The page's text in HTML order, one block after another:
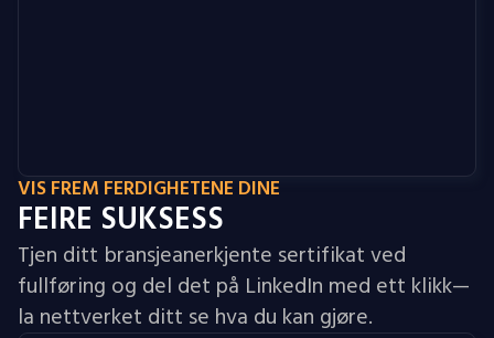
VIS FREM FERDIGHETENE DINE
FEIRE SUKSESS
Tjen ditt bransjeanerkjente sertifikat ved
fullføring og del det på LinkedIn med ett klikk—
la nettverket ditt se hva du kan gjøre.